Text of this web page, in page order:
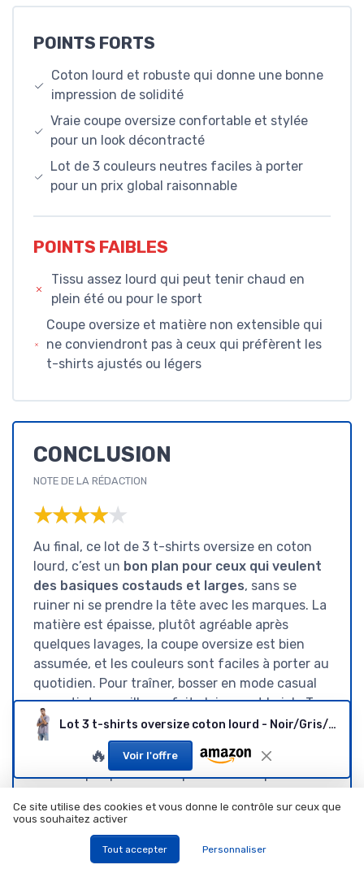
POINTS FORTS
Coton lourd et robuste qui donne une bonne
impression de solidité
Vraie coupe oversize confortable et stylée
pour un look décontracté
Lot de 3 couleurs neutres faciles à porter
pour un prix global raisonnable
POINTS FAIBLES
Tissu assez lourd qui peut tenir chaud en
plein été ou pour le sport
Coupe oversize et matière non extensible qui
ne conviendront pas à ceux qui préfèrent les
t-shirts ajustés ou légers
CONCLUSION
NOTE DE LA RÉDACTION
★★★★★
★★★★★
Au final, ce lot de 3 t-shirts oversize en coton
lourd, c’est un bon plan pour ceux qui veulent
des basiques costauds et larges, sans se
ruiner ni se prendre la tête avec les marques. La
matière est épaisse, plutôt agréable après
quelques lavages, la coupe oversize est bien
assumée, et les couleurs sont faciles à porter au
quotidien. Pour traîner, bosser en mode casual
ou sortir tranquille, ça fait clairement le job. Tu
sens que ce n’est pas du t-shirt jetable, et ça,
c’est appréciable.
Ce n’est pas parfait non plus : le tissu peut
manque d’élasticité ne plaira pas à tout le
monde, et si tu n’aimes pas le style oversize, tu
vas juste trouver ça mal taillé. La marque
Lot 3 t-shirts oversize coton lourd - Noir/Gris/Café (XXL)
🔥 Voir l'offre
Ce site utilise des cookies et vous donne le contrôle sur ceux que
vous souhaitez activer
Tout accepter Personnaliser